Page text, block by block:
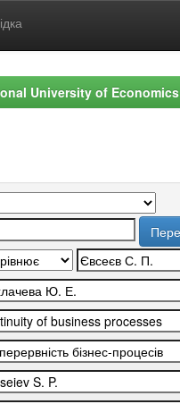
University of Economics